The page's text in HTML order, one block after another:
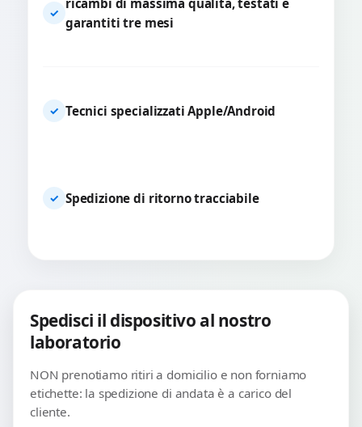
✓
garantiti tre mesi
✓ Tecnici specializzati Apple/Android
✓ Spedizione di ritorno tracciabile
Spedisci il dispositivo al nostro
laboratorio
NON prenotiamo ritiri a domicilio e non forniamo
etichette: la spedizione di andata è a carico del
cliente.